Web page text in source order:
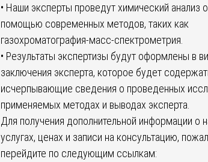
• Наши эксперты проведут химический анализ
помощью современных методов, таких как
газохроматография-масс-спектрометрия.
• Результаты экспертизы будут оформлены в
заключения эксперта, которое будет
исчерпывающие сведения о проведенных
применяемых методах и выводах эксперта.
Для получения дополнительной информации о
услугах, ценах и записи на консультацию,
перейдите по следующим ссылкам: